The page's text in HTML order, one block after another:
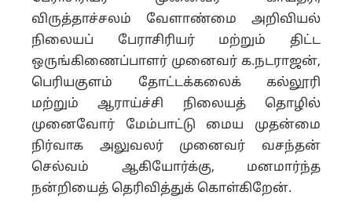
விருத்தாச்சலம் வேளாண்மை அறிவியல்
நிலையப் பேராசிரியர் மற்றும் திட்ட
ஒருங்கிணைப்பாளர் முனைவர் க.நடராஜன்,
பெரியகுளம் தோட்டக்கலைக் கல்லூரி
மற்றும் ஆராய்ச்சி நிலையத் தொழில்
முனைவோர் மேம்பாட்டு மைய முதன்மை
நிர்வாக அலுவலர் முனைவர் வசந்தன்
செல்வம் ஆகியோர்க்கு, மனமார்ந்த
நன்றியைத் தெரிவித்துக் கொள்கிறேன்.